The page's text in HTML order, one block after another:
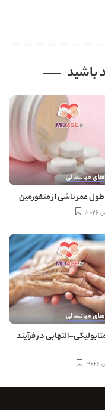
باشید
میانسالی
عمر ناشی از متفورمین
میانسالی
در فرآیند